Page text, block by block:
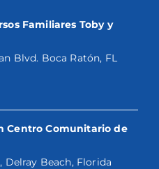
Familiares Toby y
Blvd. Boca Ratón, FL
Centro Comunitario de
Delray Beach, Florida